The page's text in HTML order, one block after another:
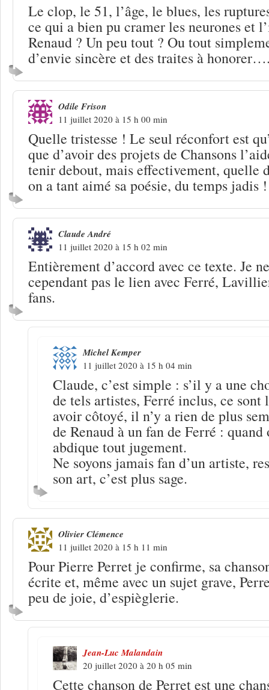
Le clop, le 51, l’âge, le blues, les
ce qui a bien pu cramer les neurones et
Renaud ? Un peu tout ? Ou tout
d’envie sincère et des traites à
Odile Frison
11 juillet 2020 à 15 h 00 min
Quelle tristesse ! Le seul réconfort est
que d’avoir des projets de Chansons
tenir debout, mais effectivement, quelle
on a tant aimé sa poésie, du temps jadis !
Claude André
11 juillet 2020 à 15 h 02 min
Entièrement d’accord avec ce texte. Je
cependant pas le lien avec Ferré,
fans.
Michel Kemper
11 juillet 2020 à 15 h 04 min
Claude, c’est simple : s’il y a une
de tels artistes, Ferré inclus, ce sont
avoir côtoyé, il n’y a rien de plus
de Renaud à un fan de Ferré : quand
abdique tout jugement.
Ne soyons jamais fan d’un artiste,
son art, c’est plus sage.
Olivier Clémence
11 juillet 2020 à 15 h 11 min
Pour Pierre Perret je confirme, sa
écrite et, même avec un sujet grave,
peu de joie, d’espièglerie.
Jean-Luc Malandain
20 juillet 2020 à 20 h 05 min
Cette chanson de Perret est une